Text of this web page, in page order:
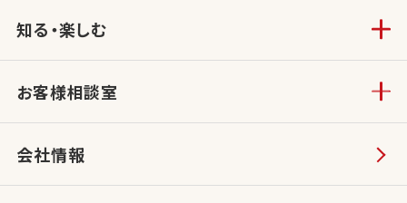
知る・楽しむ
お客様相談室
会社情報